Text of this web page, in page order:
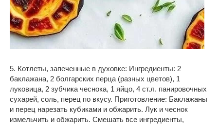
5. Котлеты, запеченные в духовке: Ингредиенты: 2
баклажана, 2 болгарских перца (разных цветов), 1
луковица, 2 зубчика чеснока, 1 яйцо, 4 ст.л. панировочных
сухарей, соль, перец по вкусу. Приготовление: Баклажаны
и перец нарезать кубиками и обжарить. Лук и чеснок
измельчить и обжарить. Смешать все ингредиенты,